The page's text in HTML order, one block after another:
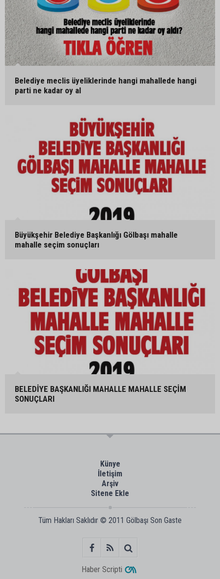
Belediye meclis üyeliklerinde hangi mahallede hangi
parti ne kadar oy al
Büyükşehir Belediye Başkanlığı Gölbaşı mahalle
mahalle seçim sonuçları
BELEDİYE BAŞKANLIĞI MAHALLE MAHALLE SEÇİM
SONUÇLARI
Künye
İletişim
Arşiv
Sitene Ekle
Tüm Hakları Saklıdır © 2011 Gölbaşı Son Gaste
Haber Scripti